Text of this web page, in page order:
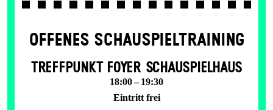
OFFENES SCHAU­SPIEL­TRAINING
TREFFPUNKT FOYER SCHAUSPIELHAUS
18:00 – 19:30
Eintritt frei